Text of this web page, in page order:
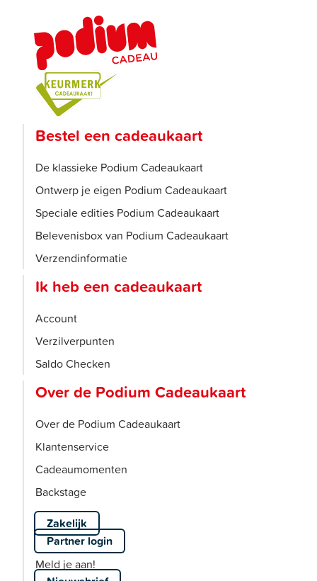
Bestel een cadeaukaart
De klassieke Podium Cadeaukaart
Ontwerp je eigen Podium Cadeaukaart
Speciale edities Podium Cadeaukaart
Belevenisbox van Podium Cadeaukaart
Verzendinformatie
Ik heb een cadeaukaart
Account
Verzilverpunten
Saldo Checken
Over de Podium Cadeaukaart
Over de Podium Cadeaukaart
Klantenservice
Cadeaumomenten
Backstage
Zakelijk
Partner login
Meld je aan!